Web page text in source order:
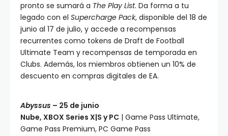
pronto se sumará a The Play List. Da forma a tu
legado con el Supercharge Pack, disponible del 18 de
junio al 17 de julio, y accede a recompensas
recurrentes como tokens de Draft de Football
Ultimate Team y recompensas de temporada en
Clubs. Además, los miembros obtienen un 10% de
descuento en compras digitales de EA.
Abyssus – 25 de junio
Nube, XBOX Series X|S y PC | Game Pass Ultimate,
Game Pass Premium, PC Game Pass